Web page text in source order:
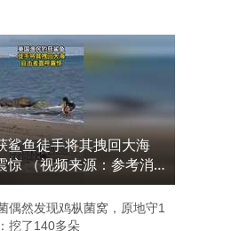
鲨鱼徒手将其拽回大海
惊 （视频来源：参考消
偶然发现鸡枞菌窝，原地守1
挖了140多朵